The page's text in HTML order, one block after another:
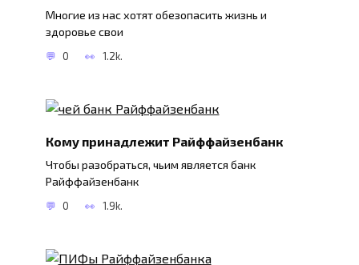
Многие из нас хотят обезопасить жизнь и
здоровье свои
0 1.2k.
Кому принадлежит Райффайзенбанк
Чтобы разобраться, чьим является банк
Райффайзенбанк
0 1.9k.